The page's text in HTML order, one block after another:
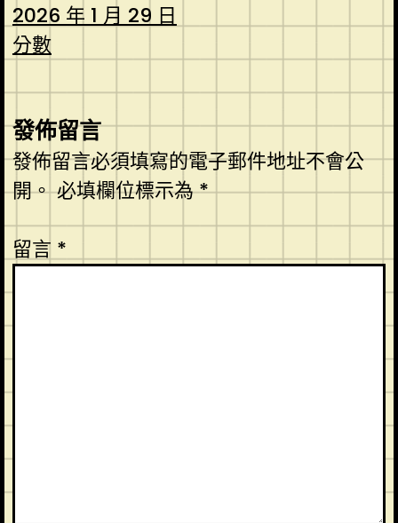
2026 年 1 月 29 日
分數
發佈留言
發佈留言必須填寫的電子郵件地址不會公
開。必填欄位標示為*
留言 *